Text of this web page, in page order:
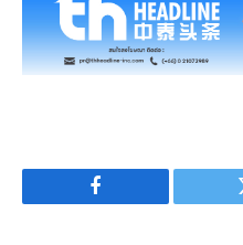
Facebook